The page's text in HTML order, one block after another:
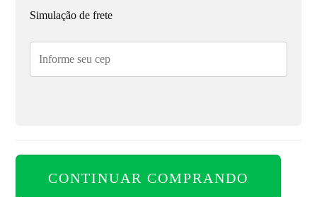
Simulação de frete
CONTINUAR COMPRANDO